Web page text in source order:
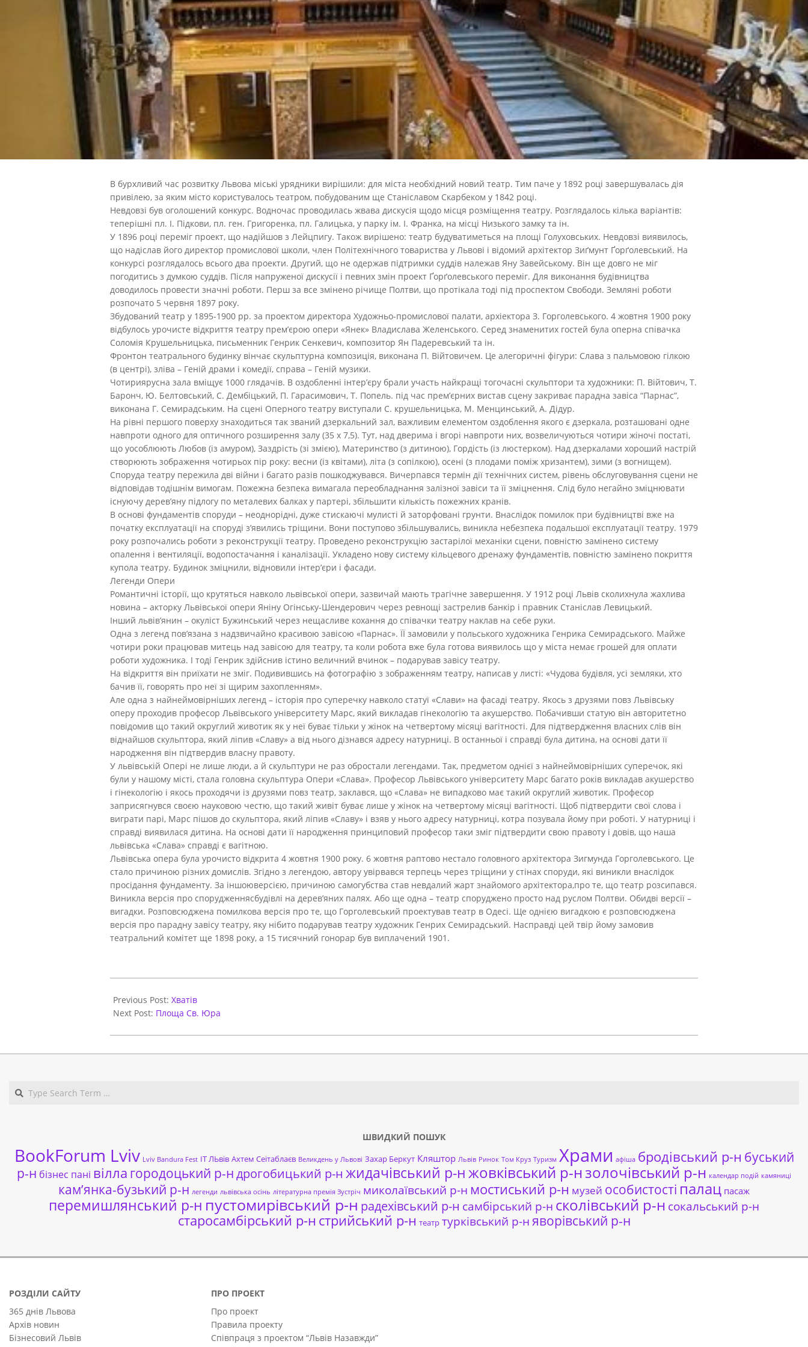
В бурхливий час розвитку Львова міські урядники вирішили: для міста необхідний новий театр. Тим паче у 1892 році завершувалась дія
привілею, за яким місто користувалось театром, побудованим ще Станіславом Скарбеком у 1842 році.
Невдовзі був оголошений конкурс. Водночас проводилась жвава дискусія щодо місця розміщення театру. Розглядалось кілька варіантів:
теперішні пл. І. Підкови, пл. ген. Григоренка, пл. Галицька, у парку ім. І. Франка, на місці Низького замку та ін.
У 1896 році переміг проект, що надійшов з Лейцпигу. Також вирішено: театр будуватиметься на площі Голуховських. Невдовзі виявилось,
що надіслав його директор промислової школи, член Політехнічного товариства у Львові і відомий архітектор Зиґмунт Ґорґолевський. На
конкурсі розглядалось всього два проекти. Другий, що не одержав підтримки суддів належав Яну Завейському. Він ще довго не міг
погодитись з думкою суддів. Після напруженої дискусії і певних змін проект Ґорґолевського переміг. Для виконання будівництва
доводилось провести значні роботи. Перш за все змінено річище Полтви, що протікала тоді під проспектом Свободи. Земляні роботи
розпочато 5 червня 1897 року.
Збудований театр у 1895-1900 рр. за проектом директора Художньо-промислової палати, архіектора З. Горголевського. 4 жовтня 1900 року
відбулось урочисте відкриття театру прем’єрою опери «Янек» Владислава Желенського. Серед знаменитих гостей була оперна співачка
Соломія Крушельницька, письменник Генрик Сенкевич, композитор Ян Падеревський та ін.
Фронтон театрального будинку вінчає скульптурна композиція, виконана П. Війтовичем. Це алегоричні фігури: Слава з пальмовою гілкою
(в центрі), зліва – Геній драми і комедії, справа – Геній музики.
Чотириярусна зала вміщує 1000 глядачів. В оздобленні інтер’єру брали участь найкращі тогочасні скульптори та художники: П. Війтович, Т.
Баронч, Ю. Белтовський, С. Дембіцький, П. Гарасимович, Т. Попель. під час прем’єрних вистав сцену закриває парадна завіса “Парнас”,
виконана Г. Семирадським. На сцені Оперного театру виступали С. крушельницька, М. Менцинський, А. Дідур.
На рівні першого поверху знаходиться так званий дзеркальний зал, важливим елементом оздоблення якого є дзеркала, розташовані одне
навпроти одного для оптичного розширення залу (35 х 7,5). Тут, над дверима і вгорі навпроти них, возвеличуються чотири жіночі постаті,
що уособлюють Любов (із амуром), Заздрість (зі змією), Материнство (з дитиною), Гордість (із люстерком). Над дзеркалами хороший настрій
створюють зображення чотирьох пір року: весни (із квітами), літа (з сопілкою), осені (з плодами поміж хризантем), зими (з вогнищем).
Споруда театру пережила дві війни і багато разів пошкоджувався. Вичерпався термін дії технічних систем, рівень обслуговування сцени не
відповідав тодішнім вимогам. Пожежна безпека вимагала переобладнання залізної завіси та її зміцнення. Слід було негайно зміцнювати
існуючу дерев’яну підлогу по металевих балках у партері, збільшити кількість пожежних кранів.
В основі фундаментів споруди – неоднорідні, дуже стискаючі мулисті й заторфовані грунти. Внаслідок помилок при будівництві вже на
початку експлуатації на споруді з’явились тріщини. Вони поступово збільшувались, виникла небезпека подальшої експлуатації театру. 1979
року розпочались роботи з реконструкції театру. Проведено реконструкцію застарілої механіки сцени, повністю замінено систему
опалення і вентиляції, водопостачання і каналізації. Укладено нову систему кільцевого дренажу фундаментів, повністю замінено покриття
купола театру. Будинок зміцнили, відновили інтер’єри і фасади.
Легенди Опери
Романтичні історії, що крутяться навколо львівської опери, зазвичай мають трагічне завершення. У 1912 році Львів сколихнула жахлива
новина – акторку Львівської опери Яніну Огінську-Шендерович через ревнощі застрелив банкір і правник Станіслав Левицький.
Інший львів’янин – окуліст Бужинський через нещасливе кохання до співачки театру наклав на себе руки.
Одна з легенд пов’язана з надзвичайно красивою завісою «Парнас». ЇЇ замовили у польського художника Генрика Семирадського. Майже
чотири роки працював митець над завісою для театру, та коли робота вже була готова виявилось що у міста немає грошей для оплати
роботи художника. І тоді Генрик здійснив істино величний вчинок – подарував завісу театру.
На відкриття він приїхати не зміг. Подивившись на фотографію з зображенням театру, написав у листі: «Чудова будівля, усі земляки, хто
бачив її, говорять про неї зі щирим захопленням».
Але одна з найнеймовірніших легенд – історія про суперечку навколо статуї «Слави» на фасаді театру. Якось з друзями повз Львівську
оперу проходив професор Львівського університету Марс, який викладав гінекологію та акушерство. Побачивши статую він авторитетно
повідомив що такий округлий животик як у неї буває тільки у жінок на четвертому місяці вагітності. Для підтвердження власних слів він
віднайшов скульптора, який ліпив «Славу» а від нього дізнався адресу натурниці. В останньої і справді була дитина, на основі дати її
народження він підтвердив власну правоту.
У львівській Опері не лише люди, а й скульптури не раз обростали легендами. Так, предметом однієї з найнеймовірніших суперечок, які
були у нашому місті, стала головна скульптура Опери «Слава». Професор Львівського університету Марс багато років викладав акушерство
і гінекологію і якось проходячи із друзями повз театр, заклався, що «Слава» не випадково має такий округлий животик. Професор
заприсягнувся своєю науковою честю, що такий живіт буває лише у жінок на четвертому місяці вагітності. Щоб підтвердити свої слова і
виграти парі, Марс пішов до скульптора, який ліпив «Славу» і взяв у нього адресу натурниці, котра позувала йому при роботі. У натурниці і
справді виявилася дитина. На основі дати її народження принциповий професор таки зміг підтвердити свою правоту і довів, що наша
львівська «Слава» справді є вагітною.
Львівська опера була урочисто відкрита 4 жовтня 1900 року. 6 жовтня раптово нестало головного архітектора Зигмунда Горголевського. Це
стало причиною різних домислів. Згідно з легендою, автору увірвався терпець через тріщини у стінах споруди, які виникли внаслідок
просідання фундаменту. За іншоюверсією, причиною самогубства став невдалий жарт знайомого архітектора,про те, що театр розсипався.
Виникла версія про спорудженнясбудівлі на дерев’яних палях. Або ще одна – театр споруджено просто над руслом Полтви. Обидві версії –
вигадки. Розповсюджена помилкова версія про те, що Горголевський проектував театр в Одесі. Ще однією вигадкою є розповсюджена
версія про парадну завісу театру, яку нібито подарував театру художник Генрих Семирадський. Насправді цей твір йому замовив
театральний комітет ще 1898 року, а 15 тисячний гонорар був виплачений 1901.
10-
27
Previous Post: Хватів
Next Post: Площа Св. Юра
ШВИДКИЙ ПОШУК
BookForum Lviv Lviv Bandura Fest ІТ ЛЬвів Ахтем Сеітаблаєв Великдень у Львові Захар Беркут Кляштор Львів Ринок Том Круз Туризм Храми афіша бродівський р-н буський
р-н бізнес пані вілла городоцький р-ндрогобицький р-н жидачівський р-нжовківський р-нзолочівський р-н календар подій камяниці
кам’янка-бузький р-н легенди львівська осінь літературна премія Зустріч миколаївський р-н мостиський р-н музей особистості палац пасаж
перемишлянський р-н пустомирівський р-н радехівський р-н самбірський р-н сколівський р-н сокальський р-н
старосамбірський р-н стрийський р-н театр турківський р-н яворівський р-н
РОЗДІЛИ САЙТУ
365 днів Львова
Архів новин
Бізнесовий Львів
ПРО ПРОЕКТ
Про проект
Правила проекту
Співпраця з проектом “Львів Назавжди”